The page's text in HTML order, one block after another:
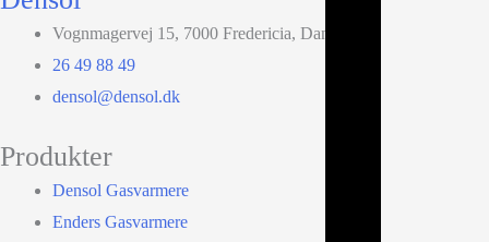
Vognmagervej 15, 7000 Fredericia, Danmark
26 49 88 49
densol@densol.dk
Produkter
Densol Gasvarmere
Enders Gasvarmere